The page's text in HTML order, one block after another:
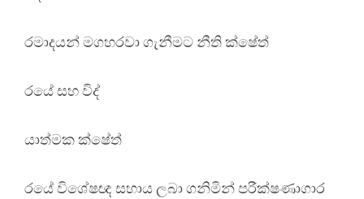
රමාදයන් මගහරවා ගැනීමට නීති ක්ෂේත්
රයේ සහ විද්
යාත්මක ක්ෂේත්
රයේ විශේෂඥ සහාය ලබා ගනිමින් පරීක්ෂණාගාර